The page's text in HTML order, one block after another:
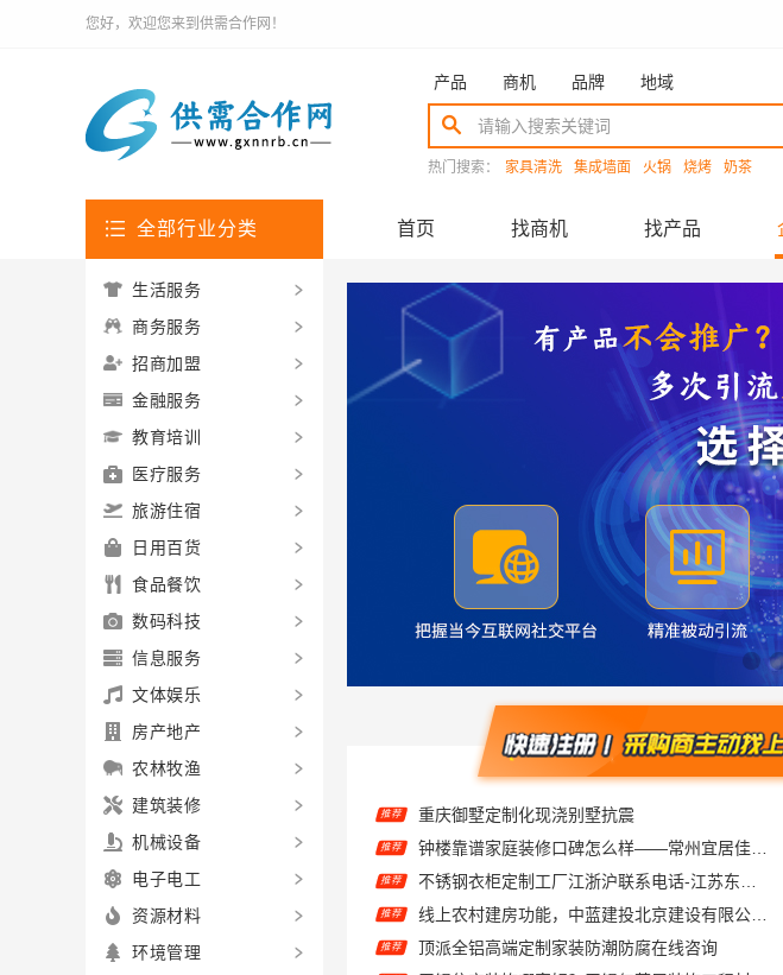
您好，欢迎您来到供需合作网！
产品 商机 品牌 地域
热门搜索： 家具清洗 集成墙面 火锅 烧烤 奶茶
全部行业分类 首页 找商机 找产品
推荐
推荐 不锈钢衣柜定制工厂江浙沪联系电话-江苏东钢金属科技有限公司
推荐 线上农村建房功能，中蓝建投北京建设有限公司四川全程托管服务
推荐 顶派全铝高端定制家装防潮防腐在线咨询
推荐
生活服务
商务服务
招商加盟
金融服务
教育培训
医疗服务
旅游住宿
日用百货
食品餐饮
数码科技
信息服务
文体娱乐
房产地产
农林牧渔
建筑装修
机械设备
电子电工
资源材料
环境管理